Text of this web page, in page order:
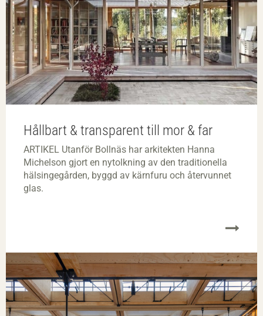
Hållbart & transparent till mor & far
ARTIKEL Utanför Bollnäs har arkitekten Hanna
Michelson gjort en nytolkning av den traditionella
hälsingegården, byggd av kärnfuru och återvunnet
glas.